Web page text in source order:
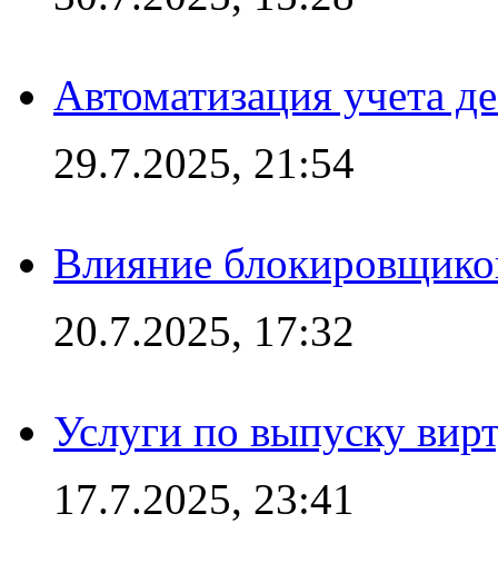
Автоматизация учета
29.7.2025, 21:54
Влияние
20.7.2025, 17:32
Услуги по выпуску
17.7.2025, 23:41